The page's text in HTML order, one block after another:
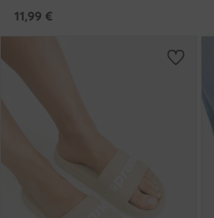
11,99 €